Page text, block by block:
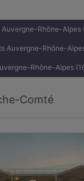
Auvergne-Rhône-Alpes
Auvergne-Rhône-
Rhône-Alpes
Comté